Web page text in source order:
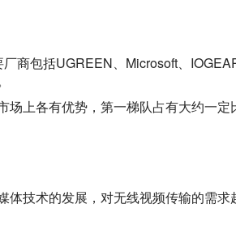
商包括UGREEN、Microsoft、
场上各有优势，第一梯队占有大约一
体技术的发展，对无线视频传输的需